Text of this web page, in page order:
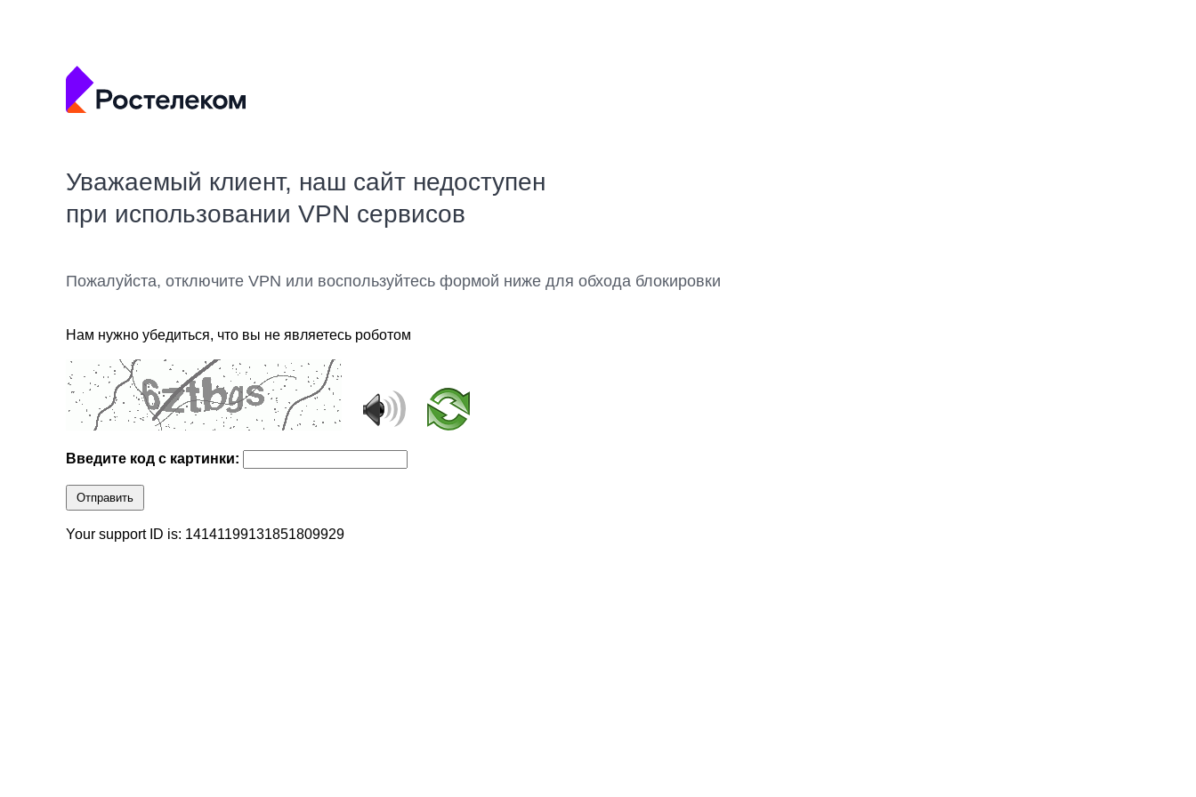
Уважаемый клиент, наш сайт недоступен
при использовании VPN сервисов
Пожалуйста, отключите VPN или воспользуйтесь формой ниже для обхода блокировки
Нам нужно убедиться, что вы не являетесь роботом
Введите код с картинки:
Отправить
Your support ID is: 14141199131851809929